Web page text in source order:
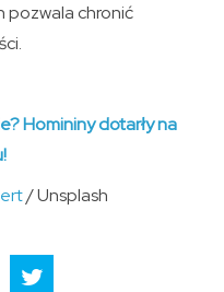
pozwala chronić
Homininy dotarły na
/ Unsplash